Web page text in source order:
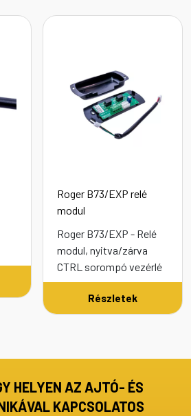
Roger B73/EXP relé
modul
Roger B73/EXP - Relé
modul, nyitva/zárva
CTRL sorompó vezérlé
Részletek
HELYEN AZ AJTÓ- ÉS
KAPCSOLATOS